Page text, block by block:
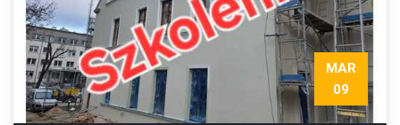
MAR
09